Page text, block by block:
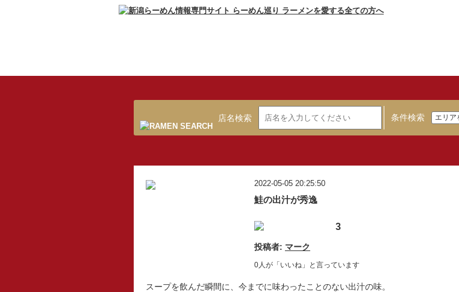
店名検索 条件検索
2022-05-05 20:25:50
鮭の出汁が秀逸
3
投稿者: マーク
0人が「いいね」と言っています
スープを飲んだ瞬間に、今までに味わったことのない出汁の味。